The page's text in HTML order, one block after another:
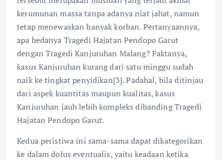
kerumunan massa tanpa adanya niat jahat, namun
tetap menewaskan banyak korban. Pertanyaannya,
apa bedanya Tragedi Hajatan Pendopo Garut
dengan Tragedi Kanjuruhan Malang? Faktanya,
kasus Kanjuruhan kurang dari satu minggu sudah
naik ke tingkat penyidikan[3]. Padahal, bila ditinjau
dari aspek kuantitas maupun kualitas, kasus
Kanjuruhan jauh lebih kompleks dibanding Tragedi
Hajatan Pendopo Garut.
Kedua peristiwa ini sama-sama dapat dikategorikan
ke dalam dolus eventualis, yaitu keadaan ketika